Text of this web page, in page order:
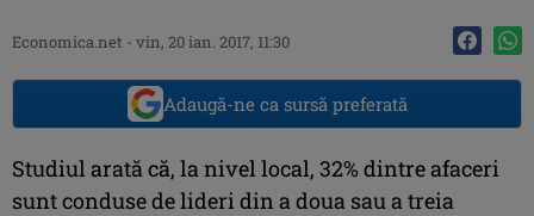
Economica.net - vin, 20 ian. 2017, 11:30
Adaugă-ne ca sursă preferată
Studiul arată că, la nivel local, 32% dintre afaceri
sunt conduse de lideri din a doua sau a treia